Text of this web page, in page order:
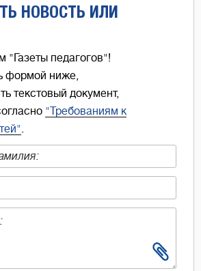
НОВОСТЬ ИЛИ
"Газеты педагогов"!
формой ниже,
текстовый документ,
"Требованиям к
.